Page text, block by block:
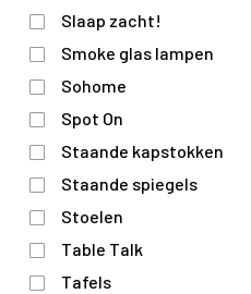
Slaap zacht!
Smoke glas lampen
Sohome
Spot On
Staande kapstokken
Staande spiegels
Stoelen
Table Talk
Tafels